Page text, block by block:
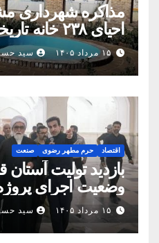
مذاکره شهرداری
احیای ۲۳۸ خانه تاریخی
۱۵ مرداد ۱۴۰۵ سید
اقتصاد حرم مطهر رضوی صنعت
بازدید تولیت
وضعیت اجرای
حسین(ع) و
۱۵ مرداد ۱۴۰۵ سید